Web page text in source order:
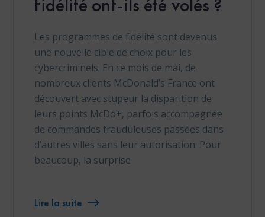
fidélité ont-ils été volés ?
Les programmes de fidélité sont devenus
une nouvelle cible de choix pour les
cybercriminels. En ce mois de mai, de
nombreux clients McDonald’s France ont
découvert avec stupeur la disparition de
leurs points McDo+, parfois accompagnée
de commandes frauduleuses passées dans
d’autres villes sans leur autorisation. Pour
beaucoup, la surprise
Lire la suite